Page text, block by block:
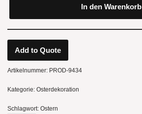
In den Warenkorb
Add to Quote
Artikelnummer: PROD-9434
Kategorie: Osterdekoration
Schlagwort: Ostern